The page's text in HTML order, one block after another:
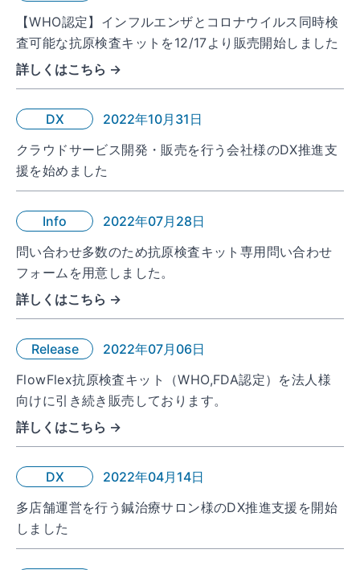
【WHO認定】インフルエンザとコロナウイルス同時検
査可能な抗原検査キットを12/17より販売開始しました
詳しくはこちら →
DX
2022年10月31日
クラウドサービス開発・販売を行う会社様のDX推進支
援を始めました
Info
2022年07月28日
問い合わせ多数のため抗原検査キット専用問い合わせ
フォームを用意しました。
詳しくはこちら →
Release
2022年07月06日
FlowFlex抗原検査キット（WHO,FDA認定）を法人様
向けに引き続き販売しております。
詳しくはこちら →
DX
2022年04月14日
多店舗運営を行う鍼治療サロン様のDX推進支援を開始
しました